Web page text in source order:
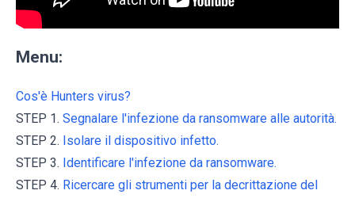
Menu:
Cos'è Hunters virus?
STEP 1. Segnalare l'infezione da ransomware alle autorità.
STEP 2. Isolare il dispositivo infetto.
STEP 3. Identificare l'infezione da ransomware.
STEP 4. Ricercare gli strumenti per la decrittazione del